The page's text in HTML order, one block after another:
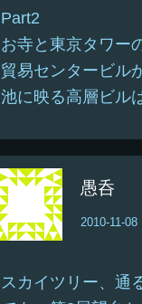
Part2
お寺と東京タワー
貿易センタービル
池に映る高層ビル
愚呑
2010-11-08
スカイツリー、通